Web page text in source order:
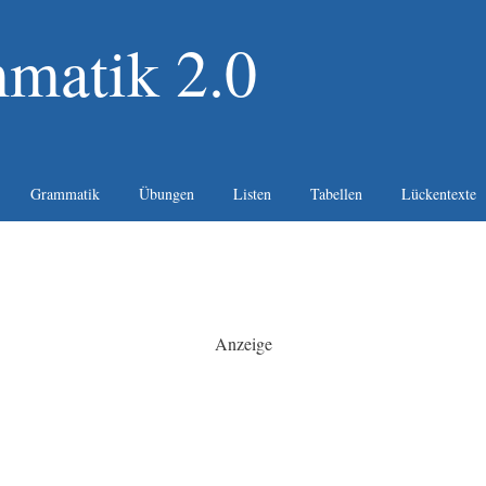
2.0
Grammatik Übungen Listen Tabellen Lückentexte
Anzeige